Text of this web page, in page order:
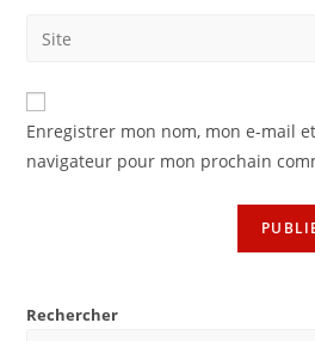
address
comment
Saisir
de
votre
(facultatif)
Enregistrer mon nom, mon e-mail
navigateur pour mon prochain
Rechercher